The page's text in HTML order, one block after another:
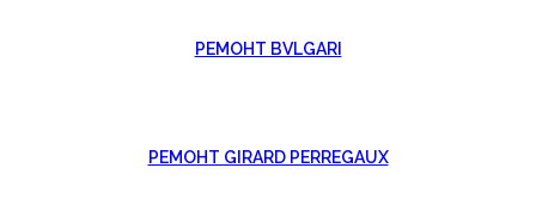
РЕМОНТ BVLGARI
РЕМОНТ GIRARD PERREGAUX